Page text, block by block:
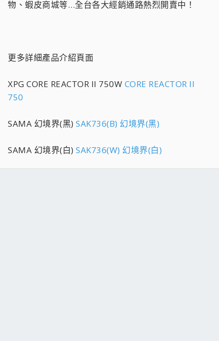
物、蝦皮商城等…全台各大經銷通路熱烈開賣中！
更多詳細產品介紹頁面
XPG CORE REACTOR II 750W CORE REACTOR II
750
SAMA 幻境界(黑) SAK736(B) 幻境界(黑)
SAMA 幻境界(白) SAK736(W) 幻境界(白)